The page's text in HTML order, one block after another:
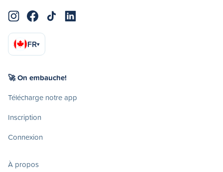
FR▾
🚀 On embauche!
Télécharge notre app
Inscription
Connexion
À propos